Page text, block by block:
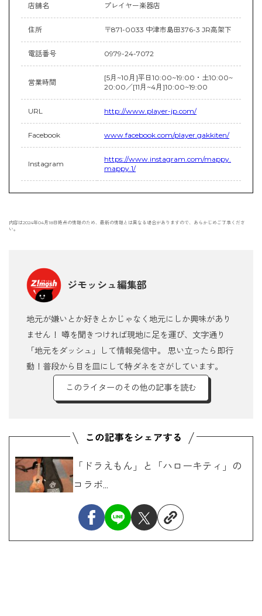
店舗名 プレイヤー楽器店
住所 〒871-0033 中津市島田376-3 JR高架下
電話番号 0979-24-7072
営業時間
[5月~10月]平日10:00~19:00・土10:00~
20:00／[11月~4月]10:00~19:00
URL http://www.player-jp.com/
Facebook www.facebook.com/player.gakkiten/
Instagram
https://www.instagram.com/mappy.
mappy.1/
内容は2024年04月18日時点の情報のため、最新の情報とは異なる場合がありますので、あらかじめご了承くださ
い。
ジモッシュ編集部
地元が嫌いとか好きとかじゃなく地元にしか興味があり
ません！ 噂を聞きつければ現地に足を運び、文字通り
「地元をダッシュ」して情報発信中。 思い立ったら即行
動！普段から目を皿にして特ダネをさがしています。
このライターのその他の記事を読む
「ドラえもん」と「ハローキティ」の
コラボ...